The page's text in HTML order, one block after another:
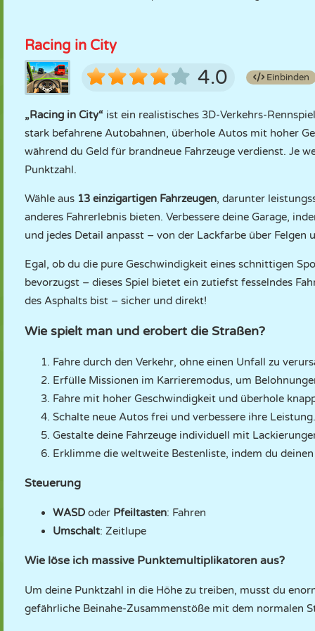
Racing in City
4.0 Einbinden
„Racing in City“ ist ein realistisches 3D-Verkehrs-
stark befahrene Autobahnen, überhole Autos mit hoher
während du Geld für brandneue Fahrzeuge verdienst. Je
Punktzahl.
Wähle aus 13 einzigartigen Fahrzeugen, darunter
anderes Fahrerlebnis bieten. Verbessere deine Garage,
und jedes Detail anpasst – von der Lackfarbe über Felgen
Egal, ob du die pure Geschwindigkeit eines schnittigen
bevorzugst – dieses Spiel bietet ein zutiefst fesselndes
des Asphalts bist – sicher und direkt!
Wie spielt man und erobert die Straßen?
Fahre durch den Verkehr, ohne einen Unfall zu
Erfülle Missionen im Karrieremodus, um
Fahre mit hoher Geschwindigkeit und überhole
Schalte neue Autos frei und verbessere ihre Leistung.
Gestalte deine Fahrzeuge individuell mit
Erklimme die weltweite Bestenliste, indem du
Steuerung
WASD oder Pfeiltasten: Fahren
Umschalt: Zeitlupe
Wie löse ich massive Punktemultiplikatoren aus?
Um deine Punktzahl in die Höhe zu treiben, musst du
gefährliche Beinahe-Zusammenstöße mit dem normalen